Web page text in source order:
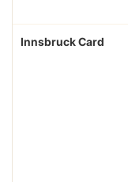
Innsbruck Card